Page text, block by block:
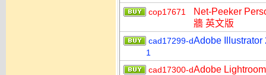
cop17671
Net-Peeker
牆 英文版
cad17299-d
1
Adobe Illustrator
cad17300-dAdobe